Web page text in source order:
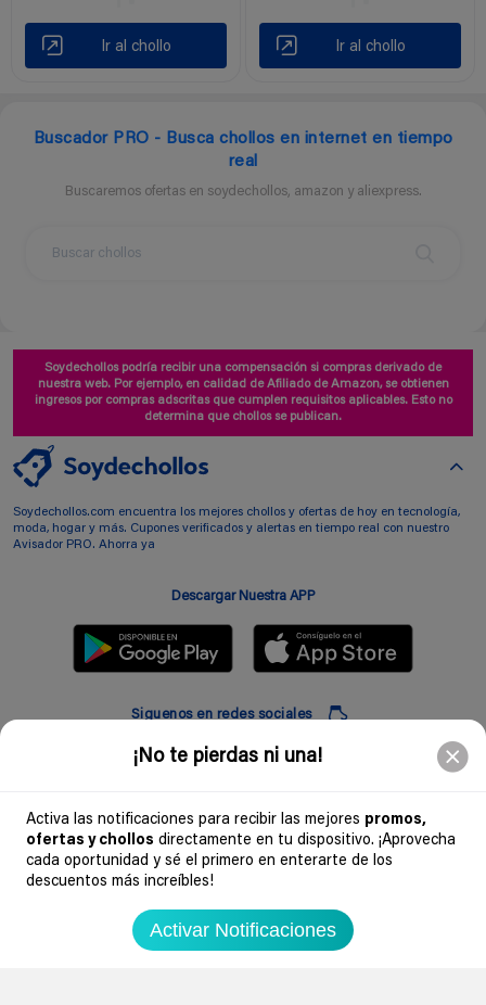
¡No te pierdas ni una!
Activa las notificaciones para recibir las mejores promos,
ofertas y chollos directamente en tu dispositivo. ¡Aprovecha
cada oportunidad y sé el primero en enterarte de los
descuentos más increíbles!
Activar Notificaciones
Ir al chollo Ir al chollo
Buscador PRO - Busca chollos en internet en tiempo
real
Buscaremos ofertas en soydechollos, amazon y aliexpress.
Soydechollos podría recibir una compensación si compras derivado de
nuestra web. Por ejemplo, en calidad de Afiliado de Amazon, se obtienen
ingresos por compras adscritas que cumplen requisitos aplicables. Esto no
determina que chollos se publican.
Soydechollos.com encuentra los mejores chollos y ofertas de hoy en tecnología,
moda, hogar y más. Cupones verificados y alertas en tiempo real con nuestro
Avisador PRO. Ahorra ya
Descargar Nuestra APP
Siguenos en redes sociales
Introduciendo mi correo electronico acepto la politica de privacidad y doy mi
consentimiento a recibir comerciales a traves de mi e-mail